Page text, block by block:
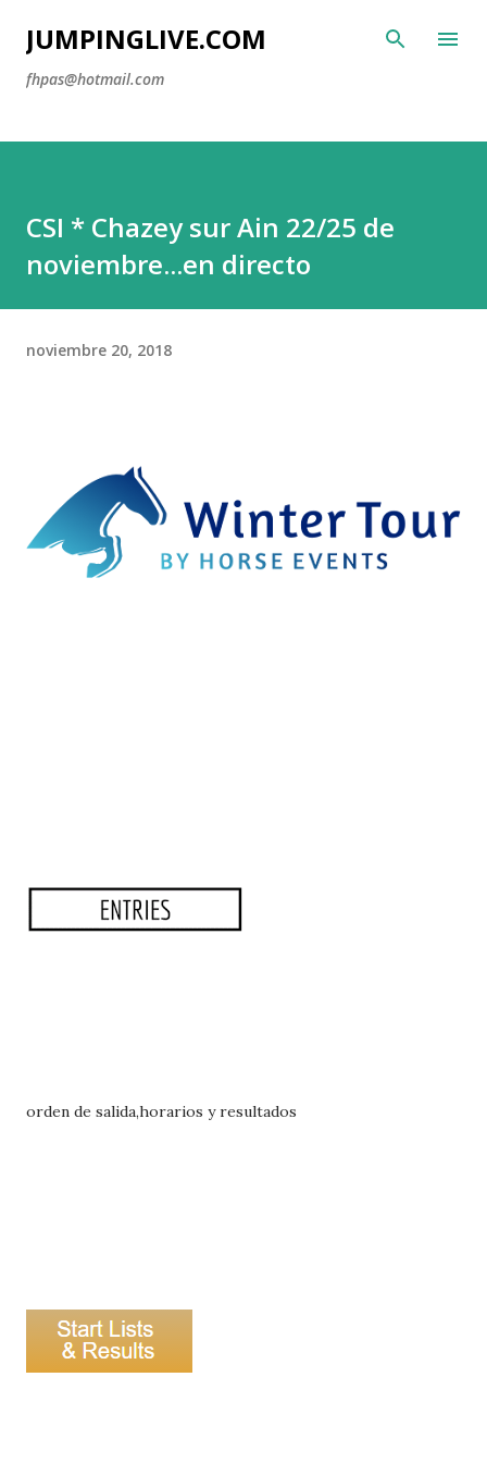
Ir al contenido principal
JUMPINGLIVE.COM
fhpas@hotmail.com
CSI * Chazey sur Ain 22/25 de
noviembre...en directo
noviembre 20, 2018
orden de salida,horarios y resultados